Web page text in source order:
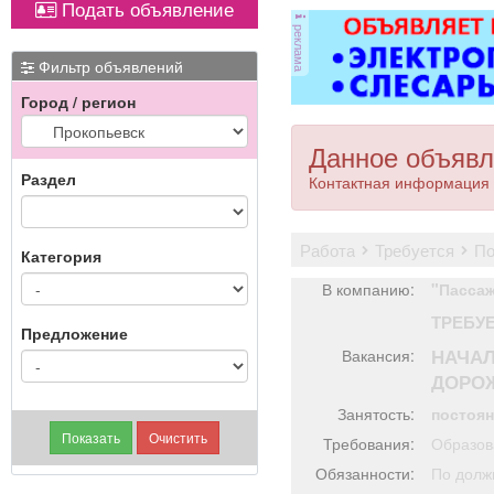
и
и
ковер»).
ковер»).
Подать объявление
Фильтр объявлений
Город / регион
Раздел
Категория
Предложение
реклама
Данное
Контактная информация
работа требуется
В компанию:
Вакансия:
Занятость:
Требования:
Обязанности:
По